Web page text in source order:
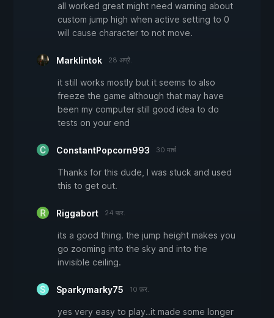
all worked great might need warning about
custom jump high when active setting to 0
will cause character to not move.
Marklintok 28 अप्रै.
it still works mostly but it seems to also
freeze the game although that may have
been my computer still good idea to do
tests on your end
ConstantPopcorn993 30 मार्च
Thanks for this dude, I was stuck and used
this to get out.
Riggabort 24 फ़र.
its a good thing. the jump height makes you
go zooming into the sky and into the
invisible ceiling.
Sparkymarky75 10 फ़र.
yes very easy to play..it made some longer